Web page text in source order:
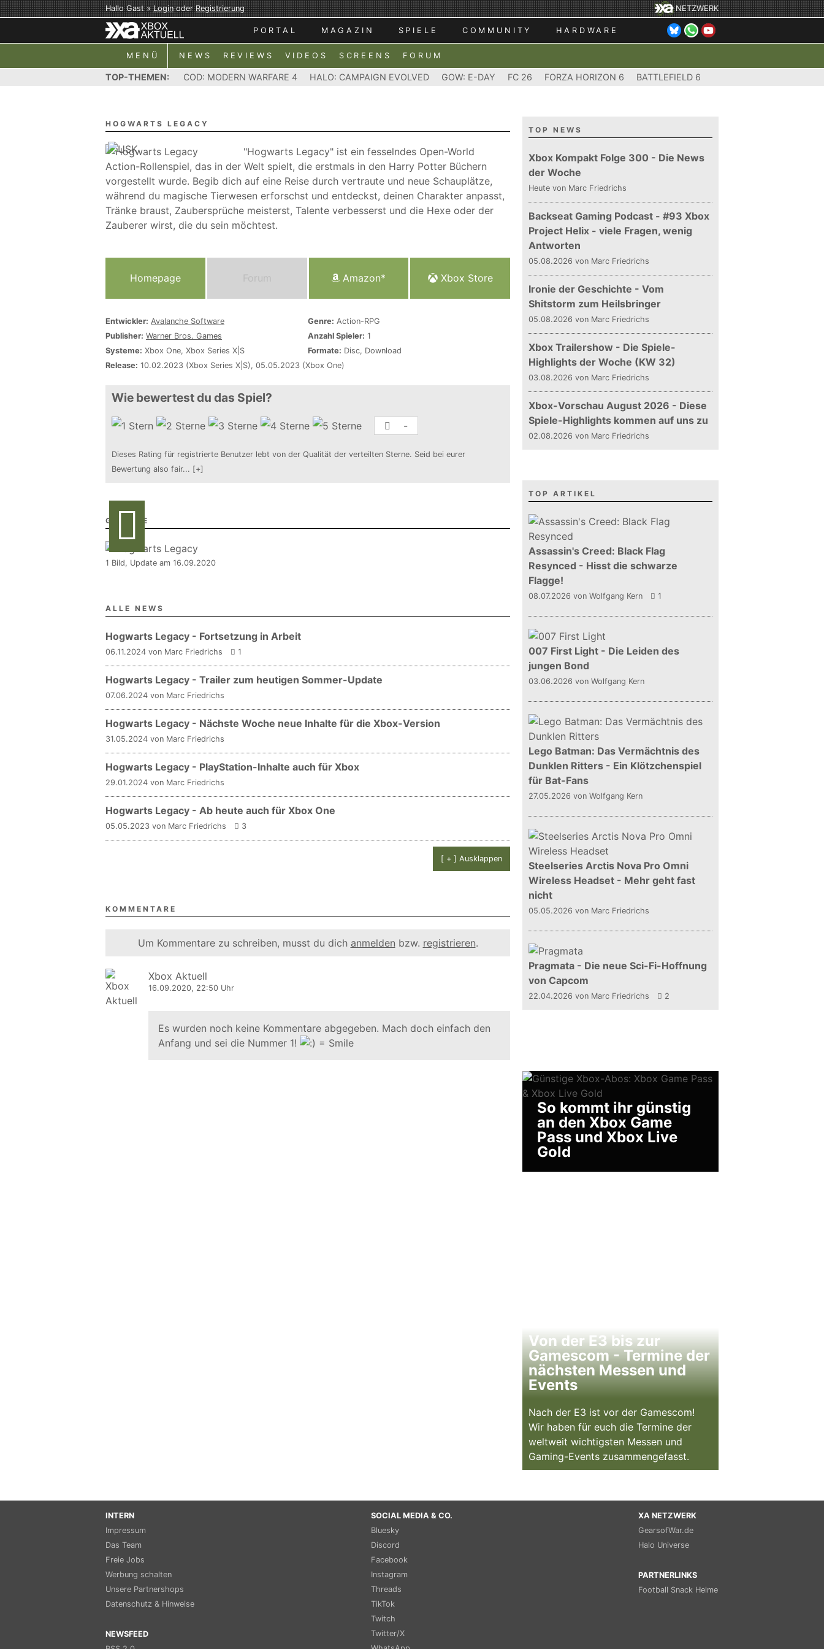
Hallo Gast »LoginoderRegistrierung NETZWERK
PORTAL MAGAZIN SPIELE COMMUNITY HARDWARE
MENÜ NEWS REVIEWS VIDEOS SCREENS FORUM
TOP-THEMEN: COD: MODERN WARFARE 4 HALO: CAMPAIGN EVOLVED GOW: E-DAY FC 26 FORZA HORIZON 6 BATTLEFIELD 6
HOGWARTS LEGACY
"Hogwarts Legacy" ist ein fesselndes Open-World
Action-Rollenspiel, das in der Welt spielt, die erstmals in den Harry Potter Büchern
vorgestellt wurde. Begib dich auf eine Reise durch vertraute und neue Schauplätze,
während du magische Tierwesen erforschst und entdeckst, deinen Charakter anpasst,
Tränke braust, Zaubersprüche meisterst, Talente verbesserst und die Hexe oder der
Zauberer wirst, die du sein möchtest.
Homepage Forum Amazon* Xbox Store
Entwickler: Avalanche Software
Publisher: Warner Bros. Games
Systeme: Xbox One, Xbox Series X|S
Genre: Action-RPG
Anzahl Spieler: 1
Formate: Disc, Download
Release: 10.02.2023 (Xbox Series X|S), 05.05.2023 (Xbox One)
Wie bewertest du das Spiel?
-
Dieses Rating für registrierte Benutzer lebt von der Qualität der verteilten Sterne. Seid bei eurer
Bewertung also fair... [+]
GALERIE
1 Bild, Update am 16.09.2020
ALLE NEWS
Hogwarts Legacy - Fortsetzung in Arbeit
06.11.2024 von Marc Friedrichs 1
Hogwarts Legacy - Trailer zum heutigen Sommer-Update
07.06.2024 von Marc Friedrichs
Hogwarts Legacy - Nächste Woche neue Inhalte für die Xbox-Version
31.05.2024 von Marc Friedrichs
Hogwarts Legacy - PlayStation-Inhalte auch für Xbox
29.01.2024 von Marc Friedrichs
Hogwarts Legacy - Ab heute auch für Xbox One
05.05.2023 von Marc Friedrichs 3
[ + ] Ausklappen
KOMMENTARE
Um Kommentare zu schreiben, musst du dich anmelden bzw. registrieren.
Xbox Aktuell
16.09.2020, 22:50 Uhr
Es wurden noch keine Kommentare abgegeben. Mach doch einfach den
Anfang und sei die Nummer 1!
TOP NEWS
Xbox Kompakt Folge 300 - Die News
der Woche
Heute von Marc Friedrichs
Backseat Gaming Podcast - #93 Xbox
Project Helix - viele Fragen, wenig
Antworten
05.08.2026 von Marc Friedrichs
Ironie der Geschichte - Vom
Shitstorm zum Heilsbringer
05.08.2026 von Marc Friedrichs
Xbox Trailershow - Die Spiele-
Highlights der Woche (KW 32)
03.08.2026 von Marc Friedrichs
Xbox-Vorschau August 2026 - Diese
Spiele-Highlights kommen auf uns zu
02.08.2026 von Marc Friedrichs
TOP ARTIKEL
Assassin's Creed: Black Flag
Resynced - Hisst die schwarze
Flagge!
08.07.2026 von Wolfgang Kern 1
007 First Light - Die Leiden des
jungen Bond
03.06.2026 von Wolfgang Kern
Lego Batman: Das Vermächtnis des
Dunklen Ritters - Ein Klötzchenspiel
für Bat-Fans
27.05.2026 von Wolfgang Kern
Steelseries Arctis Nova Pro Omni
Wireless Headset - Mehr geht fast
nicht
05.05.2026 von Marc Friedrichs
Pragmata - Die neue Sci-Fi-Hoffnung
von Capcom
22.04.2026 von Marc Friedrichs 2
So kommt ihr günstig
an den Xbox Game
Pass und Xbox Live
Gold
Von der E3 bis zur
Gamescom - Termine der
nächsten Messen und
Events
Nach der E3 ist vor der Gamescom!
Wir haben für euch die Termine der
weltweit wichtigsten Messen und
Gaming-Events zusammengefasst.
INTERN
Impressum
Das Team
Freie Jobs
Werbung schalten
Unsere Partnershops
Datenschutz & Hinweise
NEWSFEED
SOCIAL MEDIA & CO.
Bluesky
Discord
Facebook
Instagram
Threads
TikTok
Twitch
Twitter/X
XA NETZWERK
GearsofWar.de
Halo Universe
PARTNERLINKS
Football Snack Helme